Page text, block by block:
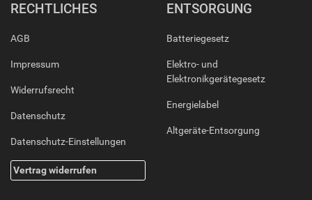
RECHTLICHES
AGB
Impressum
Widerrufsrecht
Datenschutz
Datenschutz-Einstellungen
Vertrag widerrufen
ENTSORGUNG
Batteriegesetz
Elektro- und
Elektronikgerätegesetz
Energielabel
Altgeräte-Entsorgung